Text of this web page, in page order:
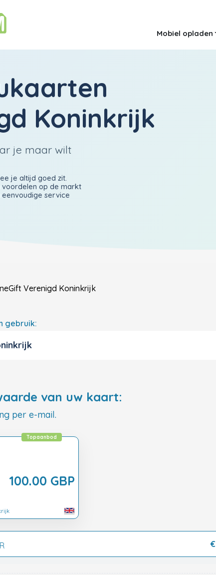
Mobiel opladen
Koninkrijk
je maar wilt
je altijd goed zit.
voordelen op de markt
service
Verenigd Koninkrijk
gebruik:
van uw kaart:
per e-mail.
100.00 GBP
Topaanbod
€